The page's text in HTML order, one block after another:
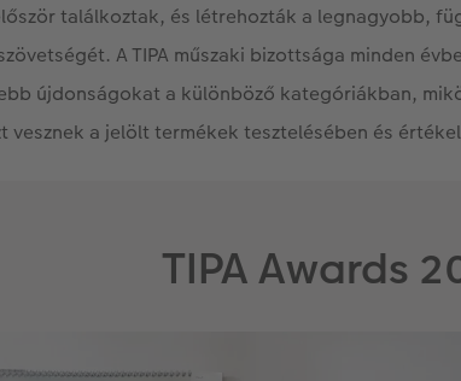
találkoztak, és létrehozták a legnagyobb,
A TIPA műszaki bizottsága minden
újdonságokat a különböző kategóriákban,
vesznek a jelölt termékek tesztelésében és
TIPA Awards